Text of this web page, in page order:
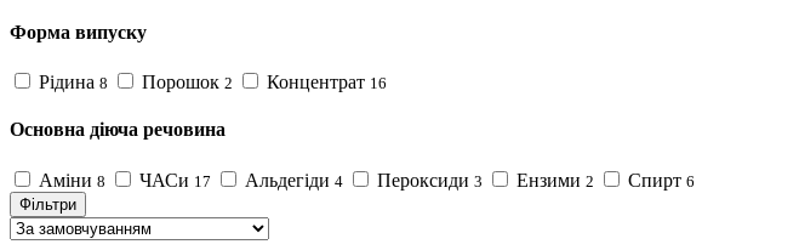
Форма випуску
Рідина 8 Порошок 2 Концентрат 16
Основна діюча речовина
Аміни 8 ЧАСи 17 Альдегіди 4 Пероксиди 3 Ензими 2 Спирт 6
Фільтри